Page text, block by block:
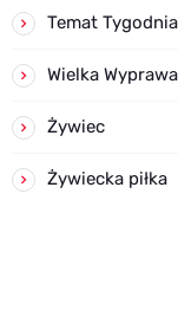
Temat Tygodnia
Wielka
Żywiec
Żywiecka piłka